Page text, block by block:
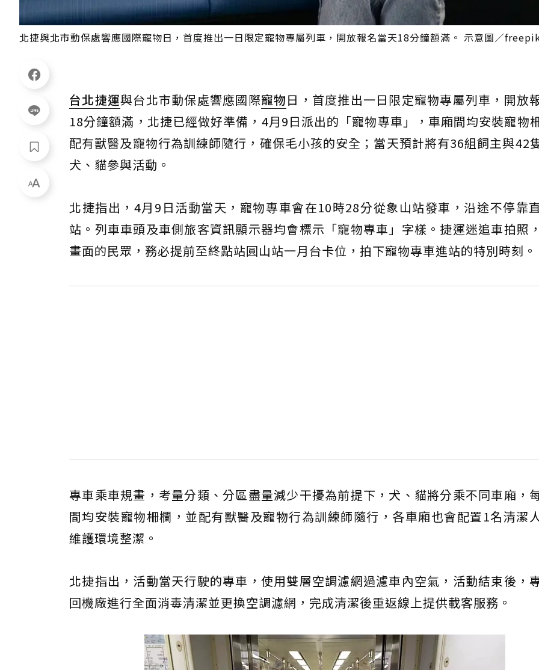
北捷與北市動保處響應國際寵物日，首度推出一日限定寵物專屬列車，開放報名當天18分鐘額滿。 示意圖／
台北捷運與台北市動保處響應國際寵物日，首度推出一日限定寵物專屬列車，開放
18分鐘額滿，北捷已經做好準備，4月9日派出的「寵物專車」，車廂間均安裝寵物
配有獸醫及寵物行為訓練師隨行，確保毛小孩的安全；當天預計將有36組飼主與42
犬、貓參與活動。
北捷指出，4月9日活動當天，寵物專車會在10時28分從象山站發車，沿途不停靠
站。列車車頭及車側旅客資訊顯示器均會標示「寵物專車」字樣。捷運迷追車拍照
畫面的民眾，務必提前至終點站圓山站一月台卡位，拍下寵物專車進站的特別時刻。
專車乘車規畫，考量分類、分區盡量減少干擾為前提下，犬、貓將分乘不同車廂，
間均安裝寵物柵欄，並配有獸醫及寵物行為訓練師隨行，各車廂也會配置1名清潔
維護環境整潔。
北捷指出，活動當天行駛的專車，使用雙層空調濾網過濾車內空氣，活動結束後，
回機廠進行全面消毒清潔並更換空調濾網，完成清潔後重返線上提供載客服務。